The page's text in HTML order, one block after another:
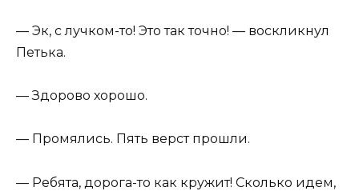
— Эк, с лучком-то! Это так точно! — воскликнул
Петька.
— Здорово хорошо.
— Промялись. Пять верст прошли.
— Ребята, дорога-то как кружит! Сколько идем,